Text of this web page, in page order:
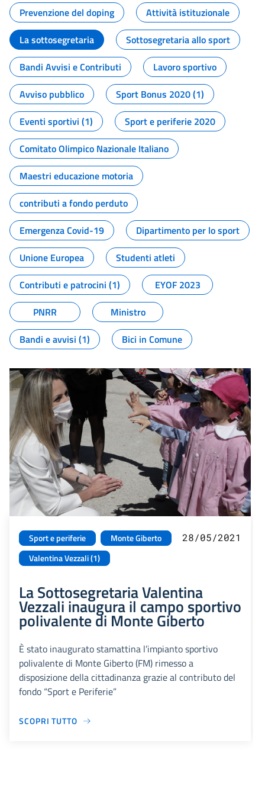
Prevenzione del doping
Attività istituzionale
La sottosegretaria
Sottosegretaria allo sport
Bandi Avvisi e Contributi
Lavoro sportivo
Avviso pubblico
Sport Bonus 2020 (1)
Eventi sportivi (1)
Sport e periferie 2020
Comitato Olimpico Nazionale Italiano
Maestri educazione motoria
contributi a fondo perduto
Emergenza Covid-19
Dipartimento per lo sport
Unione Europea
Studenti atleti
Contributi e patrocini (1)
EYOF 2023
PNRR
Ministro
Bandi e avvisi (1)
Bici in Comune
Sport e periferie
Monte Giberto
Valentina Vezzali (1)
28/05/2021
La Sottosegretaria Valentina
Vezzali inaugura il campo sportivo
polivalente di Monte Giberto
È stato inaugurato stamattina l’impianto sportivo
polivalente di Monte Giberto (FM) rimesso a
disposizione della cittadinanza grazie al contributo del
fondo “Sport e Periferie”
SCOPRI TUTTO